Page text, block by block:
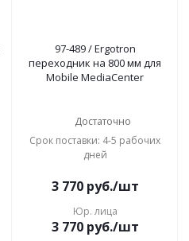
97-489 / Ergotron
переходник на 800 мм для
Mobile MediaCenter
Достаточно
Срок поставки: 4-5 рабочих
дней
3 770руб./шт
Юр. лица
3 770руб./шт